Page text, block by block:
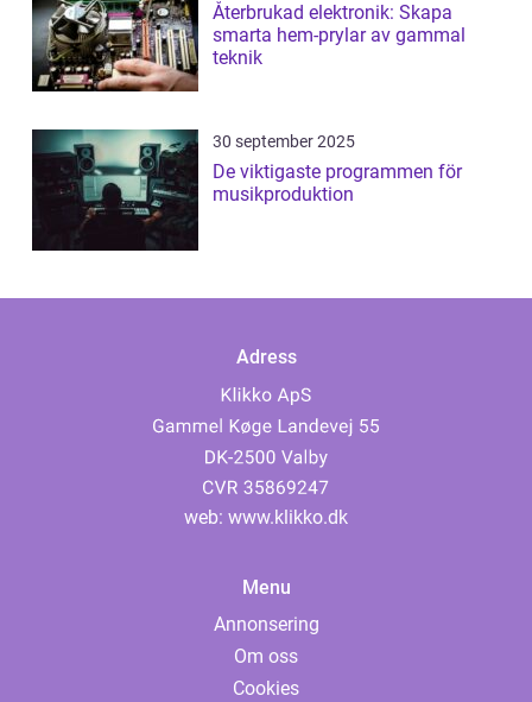
Återbrukad elektronik: Skapa
smarta hem-prylar av gammal
teknik
30 september 2025
De viktigaste programmen för
musikproduktion
Adress
web: www.klikko.dk
Menu
Annonsering
Om oss
Cookies